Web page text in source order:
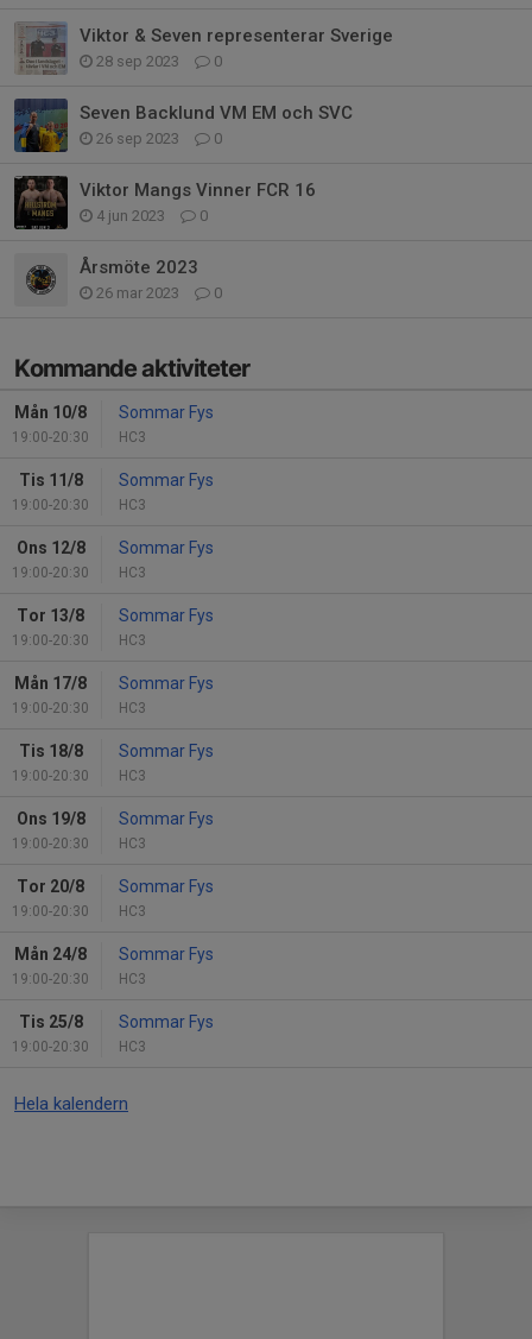
Viktor & Seven representerar Sverige
28 sep 2023 0
Seven Backlund VM EM och SVC
26 sep 2023 0
Viktor Mangs Vinner FCR 16
4 jun 2023 0
Årsmöte 2023
26 mar 2023 0
Kommande aktiviteter
Mån 10/8
19:00-20:30
Sommar Fys
HC3
Tis 11/8
19:00-20:30
Sommar Fys
HC3
Ons 12/8
19:00-20:30
Sommar Fys
HC3
Tor 13/8
19:00-20:30
Sommar Fys
HC3
Mån 17/8
19:00-20:30
Sommar Fys
HC3
Tis 18/8
19:00-20:30
Sommar Fys
HC3
Ons 19/8
19:00-20:30
Sommar Fys
HC3
Tor 20/8
19:00-20:30
Sommar Fys
HC3
Mån 24/8
19:00-20:30
Sommar Fys
HC3
Tis 25/8
19:00-20:30
Sommar Fys
HC3
Hela kalendern